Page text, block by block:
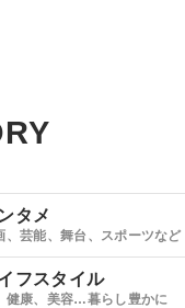
タメ
、芸能、舞台、スポーツなど
フスタイル
健康、美容…暮らし豊かに